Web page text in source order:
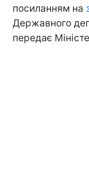
посиланням на
Державного
передає